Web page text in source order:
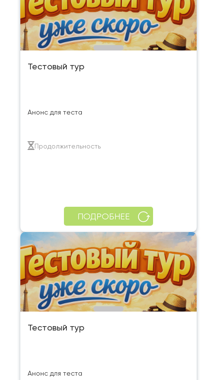
Тестовый тур
Анонс для теста
Продолжительность
ПОДРОБНЕЕ
Тестовый тур
Анонс для теста